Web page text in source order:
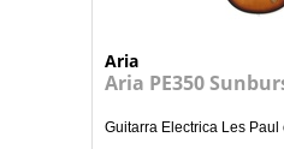
Aria
Aria PE350
Guitarra Electrica Les Paul